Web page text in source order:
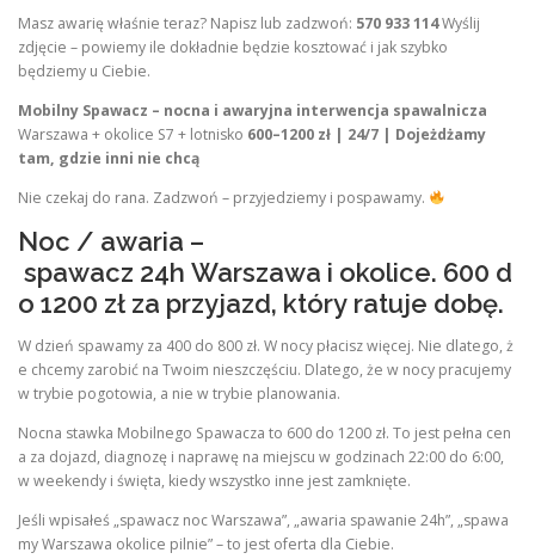
Masz awarię właśnie teraz? Napisz lub zadzwoń: 570 933 114Wyślij
zdjęcie – powiemy ile dokładnie będzie kosztować i jak szybko
będziemy u Ciebie.
Mobilny Spawacz – nocna i awaryjna interwencja spawalnicza
Warszawa + okolice S7 + lotnisko 600–1200 zł | 24/7 | Dojeżdżamy
tam, gdzie inni nie chcą
Nie czekaj do rana. Zadzwoń – przyjedziemy i pospawamy.
Noc / awaria –
spawacz 24h Warszawa i okolice. 600 d
o 1200 zł za przyjazd, który ratuje dobę.
W dzień spawamy za 400 do 800 zł. W nocy płacisz więcej. Nie dlatego, ż
e chcemy zarobić na Twoim nieszczęściu. Dlatego, że w nocy pracujemy
w trybie pogotowia, a nie w trybie planowania.
Nocna stawka Mobilnego Spawacza to 600 do 1200 zł. To jest pełna cen
a za dojazd, diagnozę i naprawę na miejscu w godzinach 22:00 do 6:00,
w weekendy i święta, kiedy wszystko inne jest zamknięte.
Jeśli wpisałeś „spawacz noc Warszawa”, „awaria spawanie 24h”, „spawa
my Warszawa okolice pilnie” – to jest oferta dla Ciebie.